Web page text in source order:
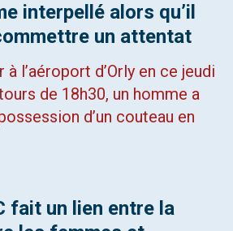
interpellé alors qu’il
un attentat
l’aéroport d’Orly en ce jeudi
de 18h30, un homme a
d’un couteau en
fait un lien entre la